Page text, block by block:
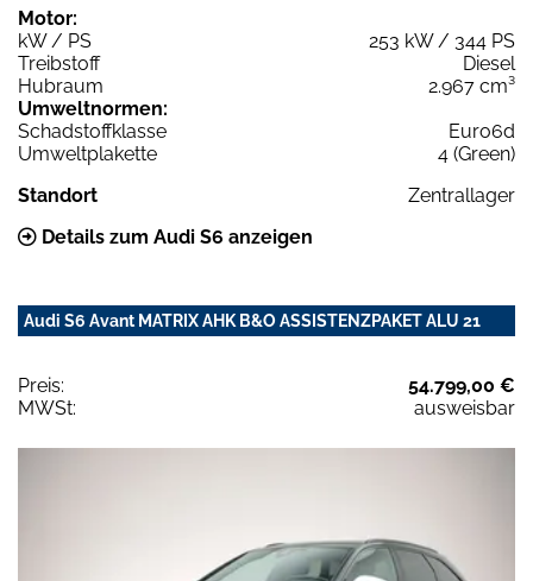
Motor:
kW / PS
253 kW / 344 PS
Treibstoff
Diesel
Hubraum
2.967 cm³
Umweltnormen:
Schadstoffklasse
Euro6d
Umweltplakette
4 (Green)
Standort
Zentrallager
Details zum Audi S6 anzeigen
Audi S6 Avant MATRIX AHK B&O ASSISTENZPAKET ALU 21
Preis:
54.799,00 €
MWSt:
ausweisbar